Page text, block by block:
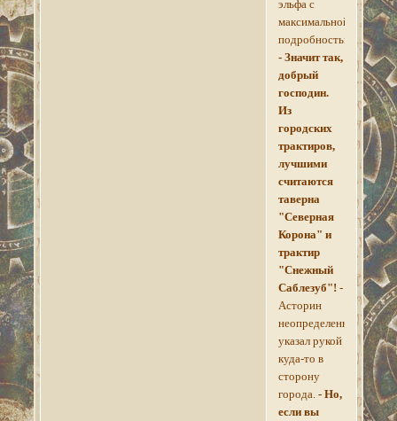
эльфа с
максимальной
подробностью.
- Значит так,
добрый
господин.
Из
городских
трактиров,
лучшими
считаются
таверна
"Северная
Корона" и
трактир
"Снежный
Саблезуб"! -
Асторин
неопределенно
указал рукой
куда-то в
сторону
города.- Но,
если вы